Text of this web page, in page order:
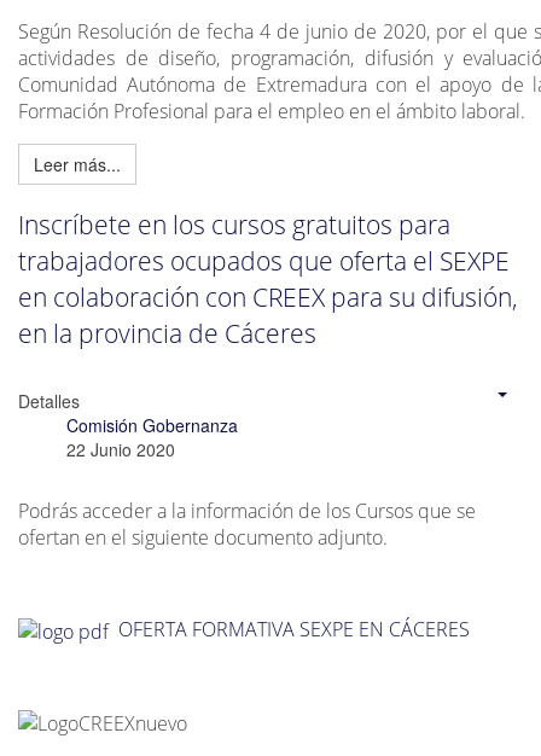
Según Resolución de fecha 4 de junio de 2020, por el que
actividades de diseño, programación, difusión y
Comunidad Autónoma de Extremadura con el apoyo
Formación Profesional para el empleo en el ámbito laboral.
Leer más...
Inscríbete en los cursos gratuitos para
trabajadores ocupados que oferta el SEXPE
en colaboración con CREEX para su difusión,
en la provincia de Cáceres
Detalles
Comisión Gobernanza
22 Junio 2020
Podrás acceder a la información de los Cursos que se
ofertan en el siguiente documento adjunto.
OFERTA FORMATIVA SEXPE EN CÁCERES